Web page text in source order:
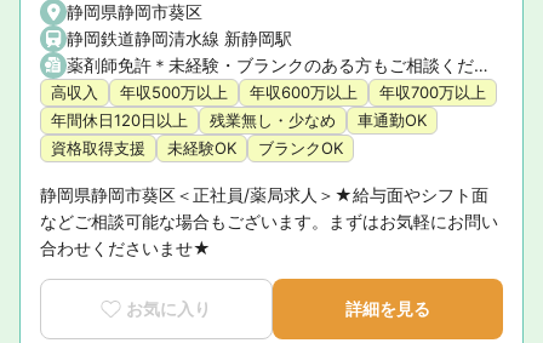
静岡県静岡市葵区
静岡鉄道静岡清水線 新静岡駅
薬剤師免許＊未経験・ブランクのある方もご相談ください
高収入 年収500万以上 年収600万以上
年収700万以上
年間休日120日以上
残業無し・少なめ
車通勤OK
資格取得支援
未経験OK ブランクOK
静岡県静岡市葵区＜正社員/薬局求人＞★給与面やシフト面
などご相談可能な場合もございます。まずはお気軽にお問い
合わせくださいませ★
お気に入り 詳細を見る